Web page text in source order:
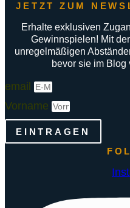
JETZT ZUM
Erhalte exklusiven
Gewinnspielen! Mit
unregelmäßigen
bevor sie im Blog
email
Vorname
EINTRAGEN